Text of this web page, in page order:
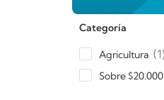
Categoría
Agricultura 1
Sobre $20.000